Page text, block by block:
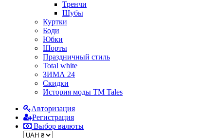
Тренчи
Шубы
Куртки
Боди
Юбки
Шорты
Праздничный стиль
Total white
ЗИМА 24
Скидки
История моды ТМ Tales
Авторизация
Регистрация
Выбор валюты